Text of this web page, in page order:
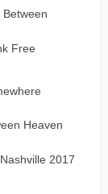
Free
Heaven
2017